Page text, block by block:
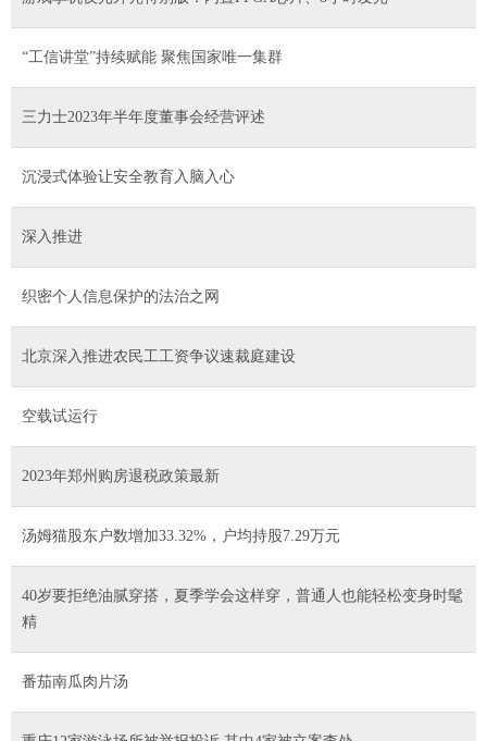
“工信讲堂”持续赋能 聚焦国家唯一集群
三力士2023年半年度董事会经营评述
沉浸式体验让安全教育入脑入心
深入推进
织密个人信息保护的法治之网
北京深入推进农民工工资争议速裁庭建设
空载试运行
2023年郑州购房退税政策最新
汤姆猫股东户数增加33.32%，户均持股7.29万元
40岁要拒绝油腻穿搭，夏季学会这样穿，普通人也能轻松变身时髦
精
番茄南瓜肉片汤